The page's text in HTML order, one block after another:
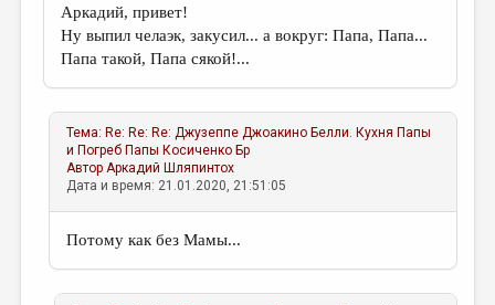
Аркадий, привет!
Ну выпил челаэк, закусил... а вокруг: Папа, Папа...
Папа такой, Папа сякой!...
Тема: Re: Re: Re: Джузеппе Джоакино Белли. Кухня Папы
и Погреб Папы Косиченко Бр
АвторАркадий Шляпинтох
Дата и время: 21.01.2020, 21:51:05
Потому как без Мамы...